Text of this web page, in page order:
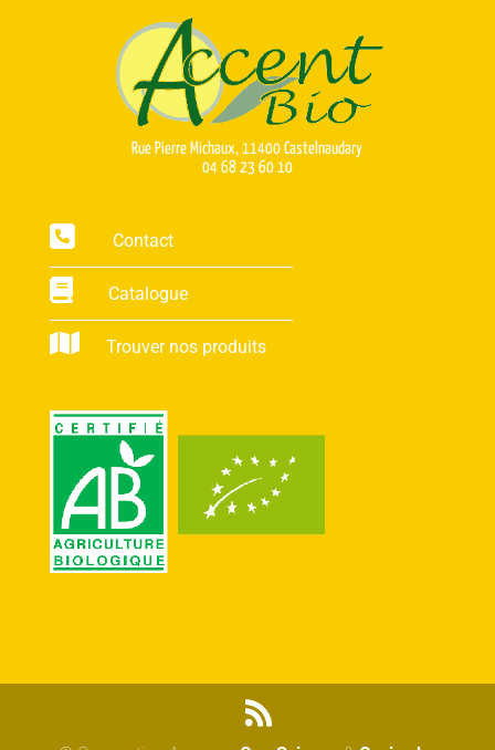
Rue Pierre Michaux, 11400 Castelnaudary
04 68 23 60 10
Contact
Catalogue
Trouver nos produits